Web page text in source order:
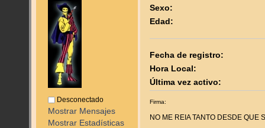
Desconectado
Mostrar Mensajes
Mostrar Estadísticas
Sexo:
Edad:
Fecha de registro:
Hora Local:
Última vez activo:
Firma:
NO ME REIA TANTO DESDE QUE